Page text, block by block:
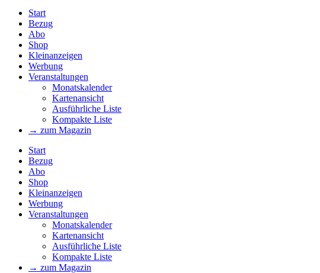
Start
Bezug
Abo
Shop
Kleinanzeigen
Werbung
Veranstaltungen
Monatskalender
Kartenansicht
Ausführliche Liste
Kompakte Liste
→ zum Magazin
Start
Bezug
Abo
Shop
Kleinanzeigen
Werbung
Veranstaltungen
Monatskalender
Kartenansicht
Ausführliche Liste
Kompakte Liste
→ zum Magazin